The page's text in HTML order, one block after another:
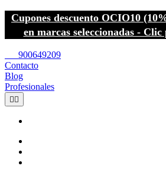
Cupones descuento OCIO10
en marcas seleccionadas -
900649209
Contacto
Blog
Profesionales
 